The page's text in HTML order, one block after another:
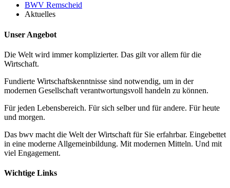
BWV Remscheid
Aktuelles
Unser Angebot
Die Welt wird immer komplizierter. Das gilt vor allem für die
Wirtschaft.
Fundierte Wirtschaftskenntnisse sind notwendig, um in der
modernen Gesellschaft verantwortungsvoll handeln zu können.
Für jeden Lebensbereich. Für sich selber und für andere. Für heute
und morgen.
Das bwv macht die Welt der Wirtschaft für Sie erfahrbar. Eingebettet
in eine moderne Allgemeinbildung. Mit modernen Mitteln. Und mit
viel Engagement.
Wichtige Links